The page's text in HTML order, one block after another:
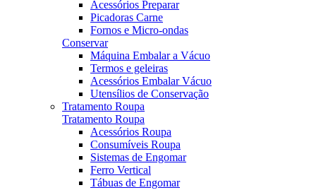
Acessórios Preparar
Picadoras Carne
Fornos e Micro-ondas
Conservar
Máquina Embalar a Vácuo
Termos e geleiras
Acessórios Embalar Vácuo
Utensílios de Conservação
Tratamento Roupa
Tratamento Roupa
Acessórios Roupa
Consumíveis Roupa
Sistemas de Engomar
Ferro Vertical
Tábuas de Engomar